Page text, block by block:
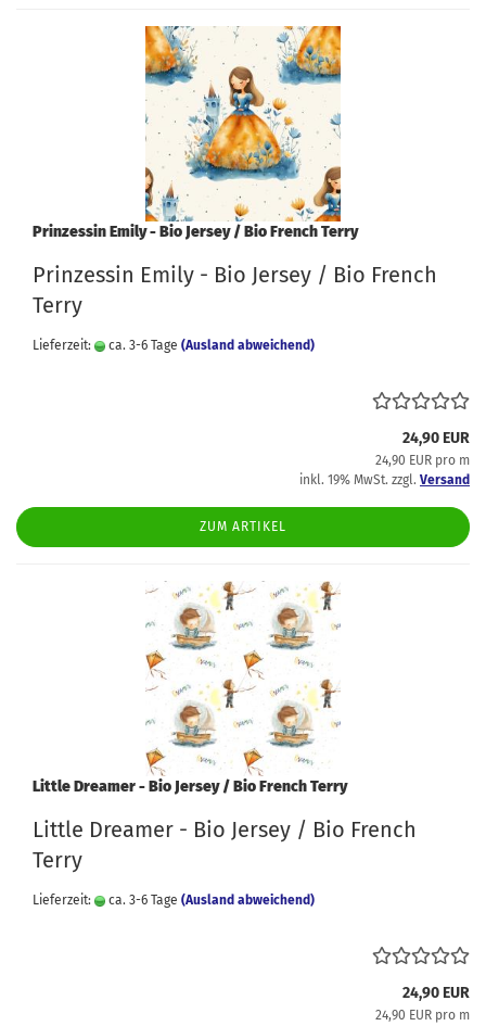
Prinzessin Emily - Bio Jersey / Bio French Terry
Prinzessin Emily - Bio Jersey / Bio French
Terry
Lieferzeit: ca. 3-6 Tage (Ausland abweichend)
24,90 EUR
24,90 EUR pro m
inkl. 19% MwSt. zzgl. Versand
ZUM ARTIKEL
Little Dreamer - Bio Jersey / Bio French Terry
Little Dreamer - Bio Jersey / Bio French
Terry
Lieferzeit: ca. 3-6 Tage (Ausland abweichend)
24,90 EUR
24,90 EUR pro m